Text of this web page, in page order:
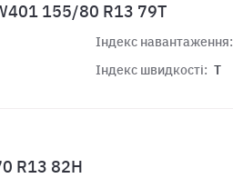
155/80 R13 79T
Індекс навантаження:
Індекс швидкості: T
R13 82H